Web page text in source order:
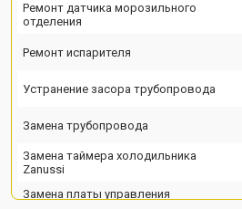
Ремонт датчика морозильного
отделения
Ремонт испарителя
Устранение засора трубопровода
Замена трубопровода
Замена таймера холодильника
Zanussi
Замена платы управления